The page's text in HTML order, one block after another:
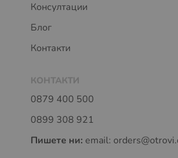
Консултации
Блог
Контакти
КОНТАКТИ
0879 400 500
0899 308 921
Пишете ни: email: